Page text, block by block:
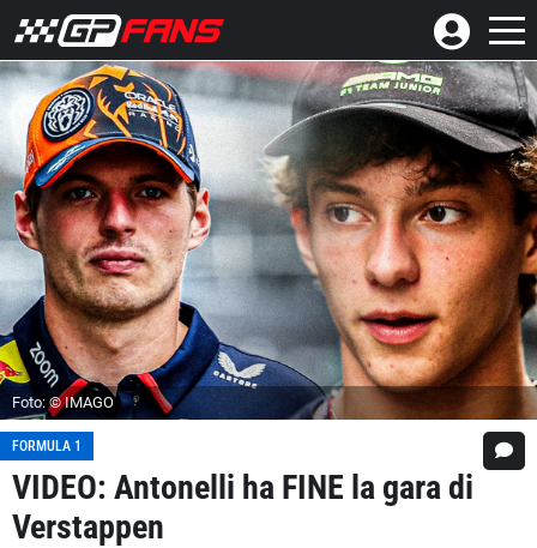
Foto: © IMAGO
FORMULA 1
VIDEO: Antonelli ha FINE la gara di
Verstappen